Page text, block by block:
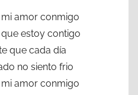
amor conmigo
estoy contigo
que cada día
no siento frio
amor conmigo